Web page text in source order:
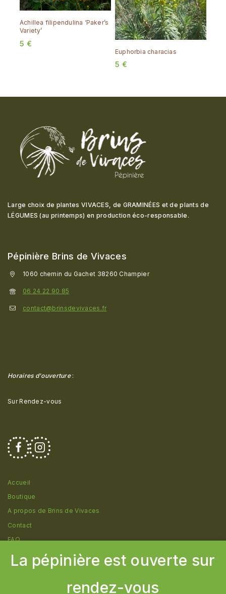
La pépinière est ouverte sur
rendez-vous
Achillea filipendulina ‘Paker’s
Variety’
5 €
Euphorbia characias
5 €
Large choix de plantes VIVACES, de GRAMINÉES et de plants de
LÉGUMES (au printemps) en production éco-responsable .
Pépinière Brins de Vivaces
1060 chemin du Gachet 38260 Champier
06 24 22 90 85
contact@brinsdevivaces.fr
Horaires d'ouverture:
Sur Rendez-vous
Accueil
Boutique
A propos de Brins de Vivaces
Contact
FAQ
© 2026 Pépinière Brins de Vivaces - Création